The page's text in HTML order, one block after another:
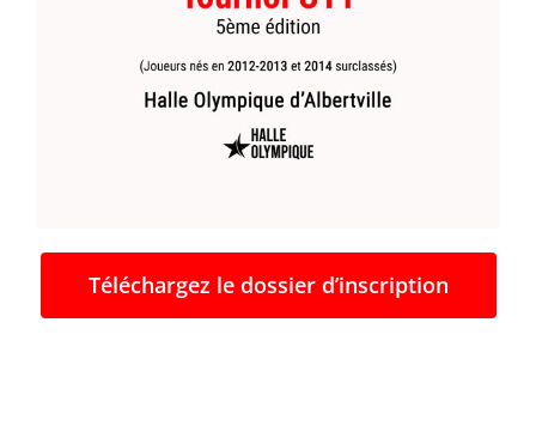
Téléchargez le dossier d’inscription